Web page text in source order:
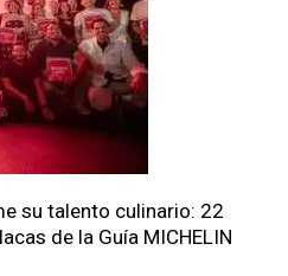
su talento culinario: 22
de la Guía MICHELIN